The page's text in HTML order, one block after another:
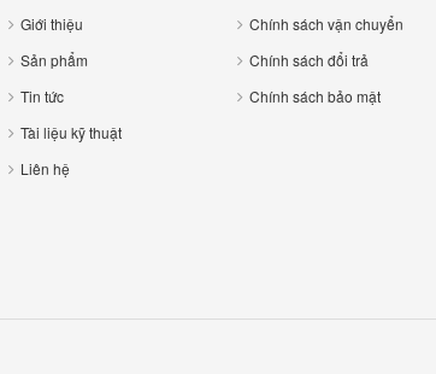
Giới thiệu
Sản phẩm
Tin tức
Tài liệu kỹ thuật
Liên hệ
Chính sách vận chuyển
Chính sách đổi trả
Chính sách bảo mật